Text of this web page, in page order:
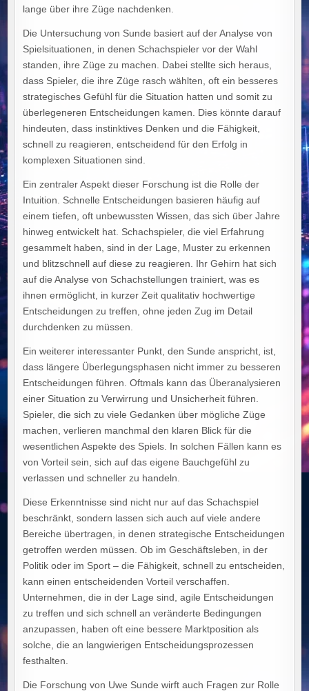
lange über ihre Züge nachdenken.
Die Untersuchung von Sunde basiert auf der Analyse von
Spielsituationen, in denen Schachspieler vor der Wahl
standen, ihre Züge zu machen. Dabei stellte sich heraus,
dass Spieler, die ihre Züge rasch wählten, oft ein besseres
strategisches Gefühl für die Situation hatten und somit zu
überlegeneren Entscheidungen kamen. Dies könnte darauf
hindeuten, dass instinktives Denken und die Fähigkeit,
schnell zu reagieren, entscheidend für den Erfolg in
komplexen Situationen sind.
Ein zentraler Aspekt dieser Forschung ist die Rolle der
Intuition. Schnelle Entscheidungen basieren häufig auf
einem tiefen, oft unbewussten Wissen, das sich über Jahre
hinweg entwickelt hat. Schachspieler, die viel Erfahrung
gesammelt haben, sind in der Lage, Muster zu erkennen
und blitzschnell auf diese zu reagieren. Ihr Gehirn hat sich
auf die Analyse von Schachstellungen trainiert, was es
ihnen ermöglicht, in kurzer Zeit qualitativ hochwertige
Entscheidungen zu treffen, ohne jeden Zug im Detail
durchdenken zu müssen.
Ein weiterer interessanter Punkt, den Sunde anspricht, ist,
dass längere Überlegungsphasen nicht immer zu besseren
Entscheidungen führen. Oftmals kann das Überanalysieren
einer Situation zu Verwirrung und Unsicherheit führen.
Spieler, die sich zu viele Gedanken über mögliche Züge
machen, verlieren manchmal den klaren Blick für die
wesentlichen Aspekte des Spiels. In solchen Fällen kann es
von Vorteil sein, sich auf das eigene Bauchgefühl zu
verlassen und schneller zu handeln.
Diese Erkenntnisse sind nicht nur auf das Schachspiel
beschränkt, sondern lassen sich auch auf viele andere
Bereiche übertragen, in denen strategische Entscheidungen
getroffen werden müssen. Ob im Geschäftsleben, in der
Politik oder im Sport – die Fähigkeit, schnell zu entscheiden,
kann einen entscheidenden Vorteil verschaffen.
Unternehmen, die in der Lage sind, agile Entscheidungen
zu treffen und sich schnell an veränderte Bedingungen
anzupassen, haben oft eine bessere Marktposition als
solche, die an langwierigen Entscheidungsprozessen
festhalten.
Die Forschung von Uwe Sunde wirft auch Fragen zur Rolle